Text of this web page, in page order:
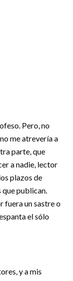
Pero, no
me atrevería a
parte, que
a nadie, lector
plazos de
que publican.
fuera un sastre o
el sólo
y a mis